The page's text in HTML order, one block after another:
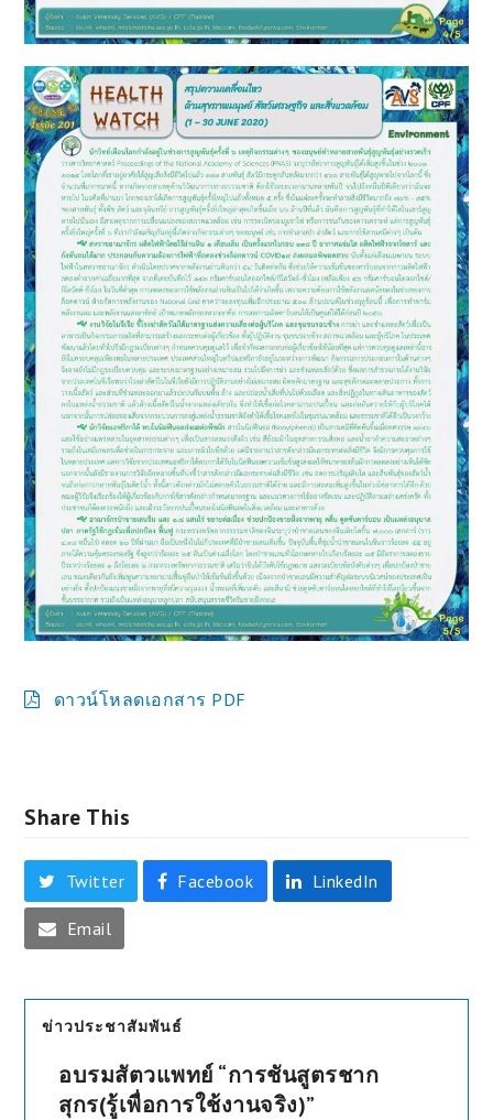
ดาวน์โหลดเอกสาร PDF
Share This
Twitter Facebook LinkedIn
Email
ข่าวประชาสัมพันธ์
อบรมสัตวแพทย์ “การชันสูตรชาก
สุกร(รู้เพื่อการใช้งานจริง)”